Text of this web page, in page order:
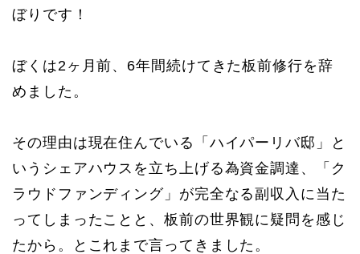
ぼりです！
ぼくは2ヶ月前、6年間続けてきた板前修行を辞
めました。
その理由は現在住んでいる「ハイパーリバ邸」と
いうシェアハウスを立ち上げる為資金調達、「ク
ラウドファンディング」が完全なる副収入に当た
ってしまったことと、板前の世界観に疑問を感じ
たから。とこれまで言ってきました。